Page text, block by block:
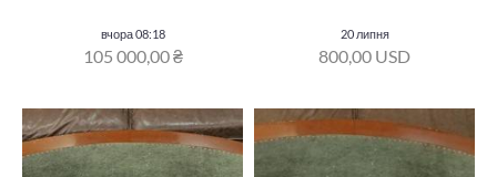
вчора 08:18
105 000,00 ₴
20 липня
800,00 USD